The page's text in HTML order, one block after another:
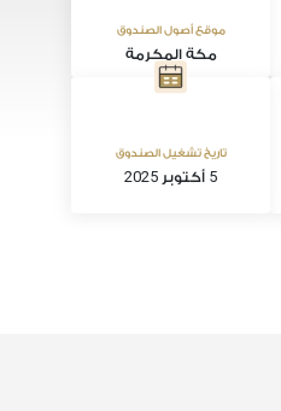
موقع أصول الصندوق
مكة المكرمة
تاريخ تشغيل الصندوق
5 أكتوبر 2025